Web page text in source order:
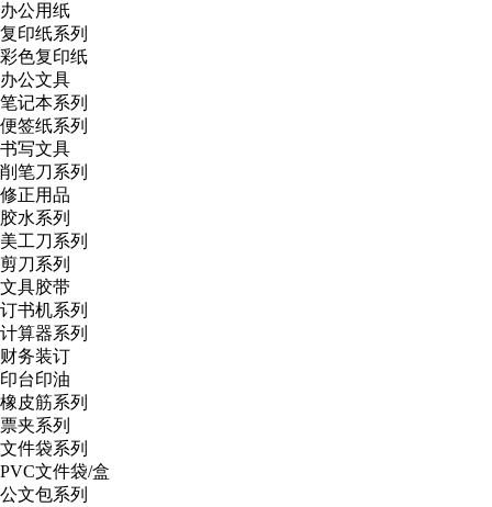
办公用纸
复印纸系列
彩色复印纸
办公文具
笔记本系列
便签纸系列
书写文具
削笔刀系列
修正用品
胶水系列
美工刀系列
剪刀系列
文具胶带
订书机系列
计算器系列
财务装订
印台印油
橡皮筋系列
票夹系列
文件袋系列
PVC文件袋/盒
公文包系列